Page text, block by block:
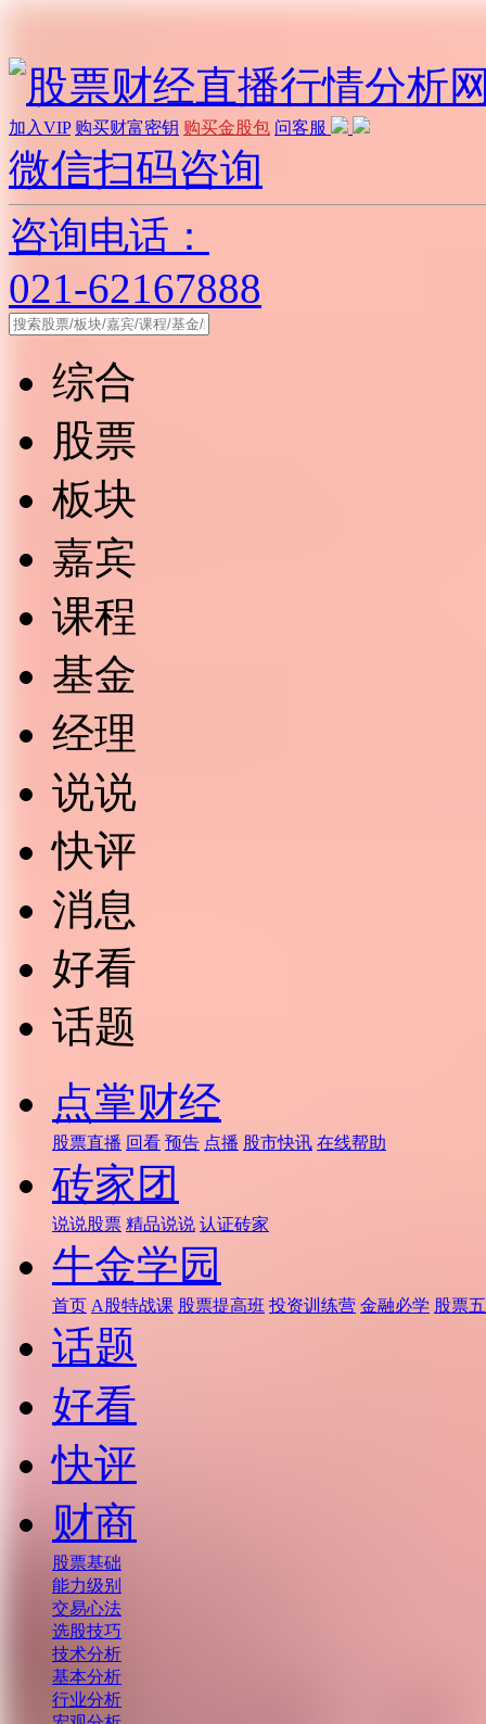
加入VIP 购买财富密钥 购买金股包 问客服
微信扫码咨询
咨询电话：
021-62167888
综合
股票
板块
嘉宾
课程
基金
经理
说说
快评
消息
好看
话题
点掌财经
股票直播 回看 预告 点播 股市快讯 在线帮助
砖家团
说说股票 精品说说 认证砖家
牛金学园
首页 A股特战课 股票提高班 投资训练营 金融必学 股票
话题
好看
快评
财商
股票基础
能力级别
交易心法
选股技巧
技术分析
基本分析
行业分析